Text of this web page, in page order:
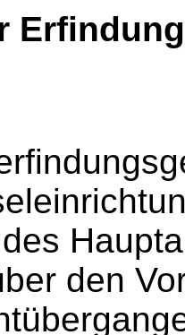
Erfindung
den